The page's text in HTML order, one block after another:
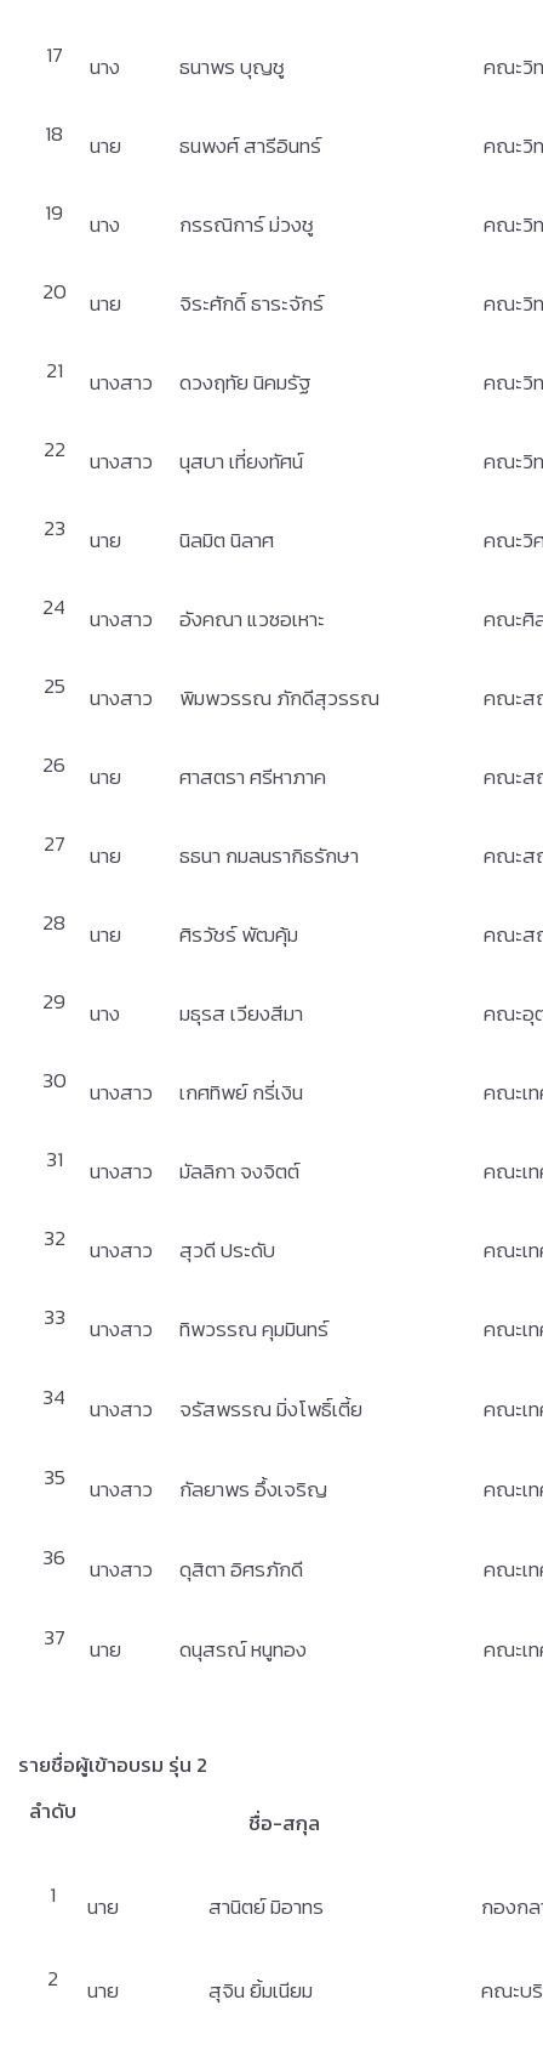
17 นาง ธนาพร บุญชู คณะวิ
18 นาย ธนพงศ์ สารีอินทร์ คณะวิ
19 นาง กรรณิการ์ ม่วงชู คณะวิ
20 นาย จิระศักดิ์ ธาระจักร์ คณะวิ
21 นางสาว ดวงฤทัย นิคมรัฐ คณะวิ
22 นางสาว นุสบา เที่ยงทัศน์ คณะวิ
23 นาย นิลมิต นิลาศ คณะวิ
24 นางสาว อังคณา แวซอเหาะ คณะศิ
25 นางสาว พิมพวรรณ ภักดีสุวรรณ คณะส
26 นาย ศาสตรา ศรีหาภาค คณะส
27 นาย ธธนา กมลนรากิธรักษา คณะส
28 นาย ศิรวัชร์ พัฒคุ้ม คณะส
29 นาง มธุรส เวียงสีมา คณะอุ
30 นางสาว เกศทิพย์ กรี่เงิน คณะเ
31 นางสาว มัลลิกา จงจิตต์ คณะเ
32 นางสาว สุวดี ประดับ คณะเ
33 นางสาว ทิพวรรณ คุมมินทร์ คณะเ
34 นางสาว จรัสพรรณ มิ่งโพธิ์เตี้ย คณะเ
35 นางสาว กัลยาพร อึ้งเจริญ คณะเ
36 นางสาว ดุสิตา อิศรภักดี คณะเ
37 นาย ดนุสรณ์ หนูทอง คณะเ
รายชื่อผู้เข้าอบรม รุ่น 2
ลำดับ
ชื่อ-สกุล
1 นาย สานิตย์ มิอาทร กองก
2 นาย สุจิน ยิ้มเนียม คณะบ